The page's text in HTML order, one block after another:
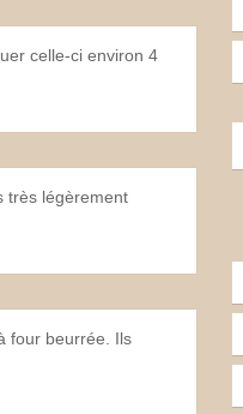
celle-ci environ 4
très légèrement
four beurrée. Ils